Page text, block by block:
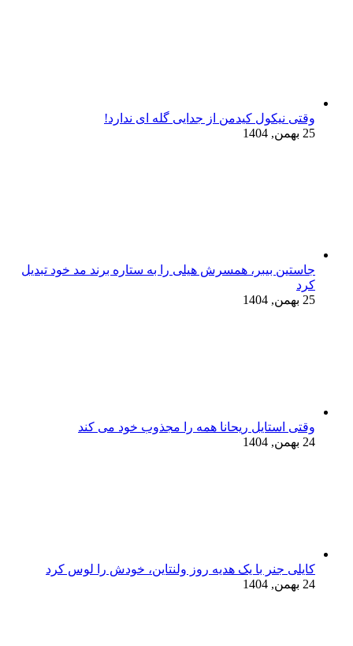
وقتی نیکول کیدمن از جدایی گله ای ندارد!
25 بهمن, 1404
جاستین بیبر، همسرش هیلی را به ستاره برند مد خود تبدیل
کرد
25 بهمن, 1404
وقتی استایل ریحانا همه را مجذوب خود می‌ کند
24 بهمن, 1404
کایلی جنر با یک هدیه روز ولنتاین، خودش را لوس کرد
24 بهمن, 1404